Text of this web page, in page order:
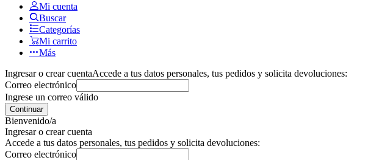
Mi cuenta
Buscar
Categorías
Mi carrito
Más
Ingresar o crear cuentaAccede a tus datos personales, tus pedidos y solicita devoluciones:
Correo electrónico
Ingrese un correo válido
Continuar
Bienvenido/a
Ingresar o crear cuenta
Accede a tus datos personales, tus pedidos y solicita devoluciones:
Correo electrónico